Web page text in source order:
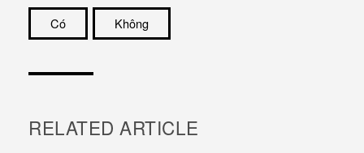
Có
Không
RELATED ARTICLE